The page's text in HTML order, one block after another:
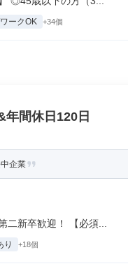
ークOK +34個
年間休日120日
企業
新卒歓迎！ 【必須...
り +18個